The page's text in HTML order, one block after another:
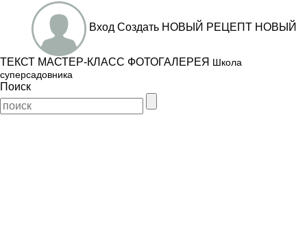
Вход Создать НОВЫЙ РЕЦЕПТ НОВЫЙ
ТЕКСТ МАСТЕР-КЛАСС ФОТОГАЛЕРЕЯ Школа
суперсадовника
Поиск